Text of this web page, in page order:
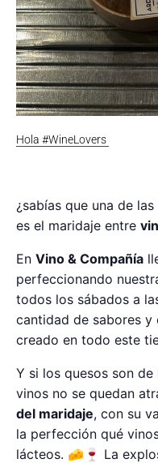
Hola #WineLovers
¿sabías que una de
es el maridaje entre
En Vino & Compañía
perfeccionando
todos los sábados a
cantidad de sabores y
creado en todo este
Y si los quesos son de
vinos no se quedan
del maridaje, con su
la perfección qué
lácteos. 🧀🍷 La